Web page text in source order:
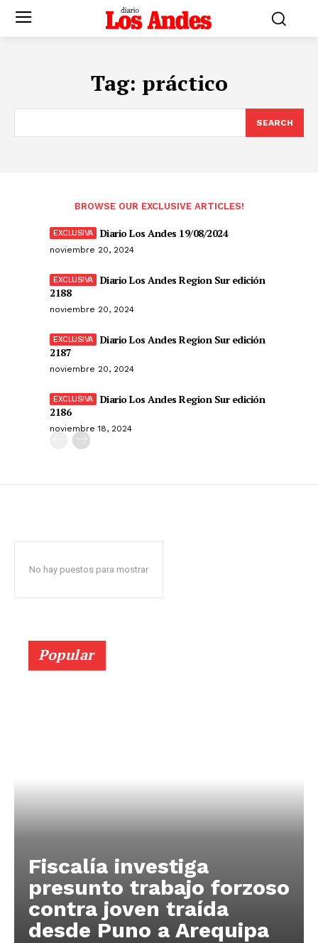
Tag: práctico
SEARCH
BROWSE OUR EXCLUSIVE ARTICLES!
Diario Los Andes 19/08/2024
noviembre 20, 2024
Diario Los Andes Region Sur edición
2188
noviembre 20, 2024
Diario Los Andes Region Sur edición
2187
noviembre 20, 2024
Diario Los Andes Region Sur edición
2186
noviembre 18, 2024
No hay puestos para mostrar
Popular
Fiscalía investiga
presunto trabajo forzoso
contra joven traída
desde Puno a Arequipa